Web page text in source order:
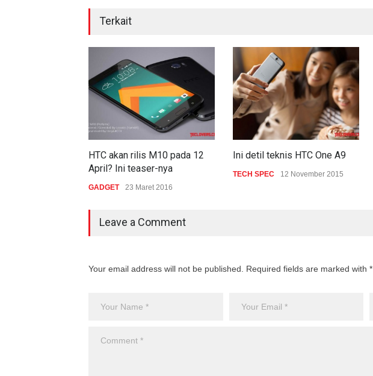
Terkait
HTC akan rilis M10 pada 12
April? Ini teaser-nya
GADGET 23 Maret 2016
Ini detil teknis HTC One A9
TECH SPEC 12 November 2015
Leave a Comment
Your email address will not be published. Required fields are marked with *